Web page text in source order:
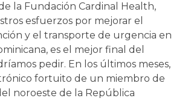
la Fundación Cardinal Health,
esfuerzos por mejorar el
y el transporte de urgencia en
es el mejor final del
pedir. En los últimos meses,
fortuito de un miembro de
noroeste de la República